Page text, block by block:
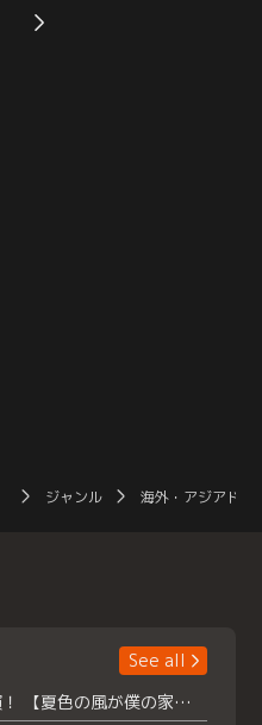
では、国の財政が逼迫していること
に業を煮やした皇帝が、戸部尚書・
ジャンル 海外・アジアドラ
See all
浮所飛貴主演！ 【夏色の風が僕の家にやってきた】 本日よりテラサで独占配信スタート！